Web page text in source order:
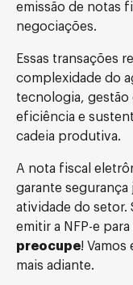
emissão de notas
negociações.
Essas transações
complexidade do
tecnologia, gestão
eficiência e
cadeia produtiva.
A nota fiscal
garante segurança
atividade do setor.
emitir a NFP-e
preocupe! Vamos
mais adiante.